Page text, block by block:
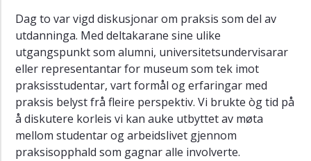
norsk-
jødisk
eiendom
1945-
1955
EXLEGACY
-
Eksplosiv
arv
Dag to var vigd diskusjonar om praksis som del av
utdanninga. Med deltakarane sine ulike
utgangspunkt som alumni, universitetsundervisarar
eller representantar for museum som tek imot
praksisstudentar, vart formål og erfaringar med
praksis belyst frå fleire perspektiv. Vi brukte òg tid på
å diskutere korleis vi kan auke utbyttet av møta
mellom studentar og arbeidslivet gjennom
praksisopphald som gagnar alle involverte.